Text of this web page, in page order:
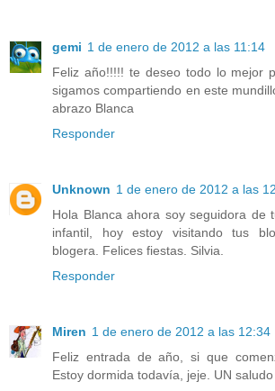
gemi 1 de enero de 2012 a las 11:14
Feliz año!!!!! te deseo todo lo mejor
sigamos compartiendo en este
abrazo Blanca
Responder
Unknown 1 de enero de 2012 a las
Hola Blanca ahora soy seguidora de
infantil, hoy estoy visitando tus
blogera. Felices fiestas. Silvia.
Responder
Miren 1 de enero de 2012 a las 12:34
Feliz entrada de año, si que
Estoy dormida todavía, jeje. UN saludo